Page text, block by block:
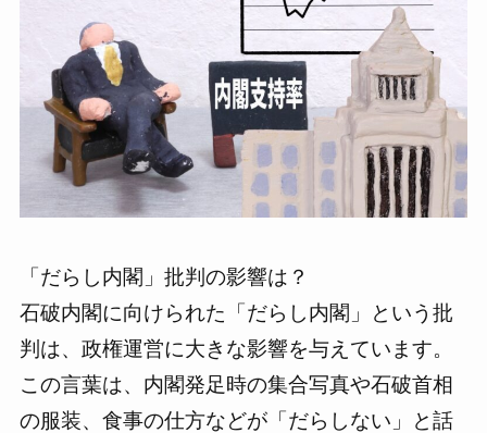
「だらし内閣」批判の影響は？
石破内閣に向けられた「だらし内閣」という批
判は、政権運営に大きな影響を与えています。
この言葉は、内閣発足時の集合写真や石破首相
の服装、食事の仕方などが「だらしない」と話